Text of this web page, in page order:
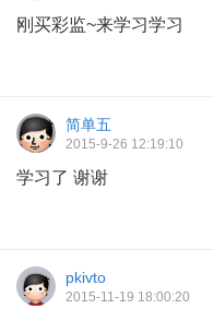
刚买彩监~来学习学习
简单五
2015-9-26 12:19:10
学习了 谢谢
pkivto
2015-11-19 18:00:20